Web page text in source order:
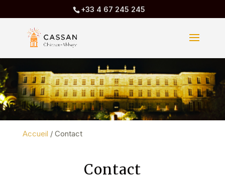
+33 4 67 245 245
Accueil / Contact
Contact